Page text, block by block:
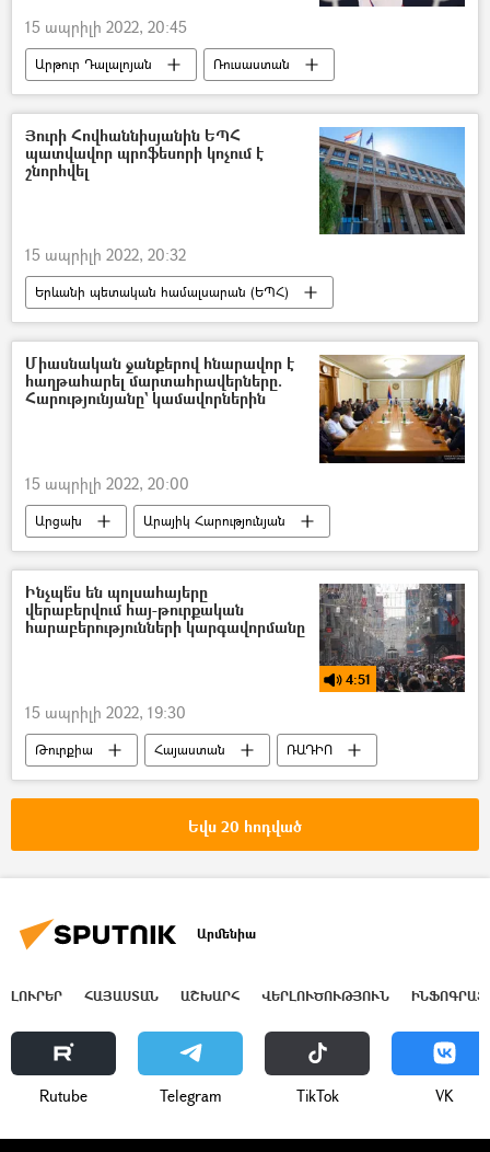
15 ապրիլի 2022, 20:45
Արթուր Դալալոյան
Ռուսաստան
չեմպիոն
Յուրի Հովհաննիսյանին ԵՊՀ
պատվավոր պրոֆեսորի կոչում է
շնորհվել
15 ապրիլի 2022, 20:32
Երևանի պետական համալսարան (ԵՊՀ)
Յուրի Հովհաննիսյան
Միասնական ջանքերով հնարավոր է
հաղթահարել մարտահրավերները.
Հարությունյանը` կամավորներին
15 ապրիլի 2022, 20:00
Արցախ
Արայիկ Հարությունյան
Նախագահ
կամավոր հանդիպում
Ինչպե՞ս են պոլսահայերը
վերաբերվում հայ-թուրքական
հարաբերությունների կարգավորմանը
4:51
15 ապրիլի 2022, 19:30
Թուրքիա Հայաստան
ՌԱԴԻՈ
պոդկաստ
Սահման
Եվս 20 հոդված
Արմենիա
ԼՈՒՐԵՐ ՀԱՅԱՍՏԱՆ ԱՇԽԱՐՀ ՎԵՐԼՈՒԾՈՒԹՅՈՒՆ
Rutube Telegram ТikТоk VK